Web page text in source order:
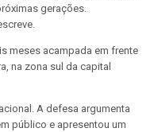
gerações.
meses acampada em frente
na zona sul da capital
A defesa argumenta
público e apresentou um